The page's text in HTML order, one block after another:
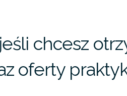
chcesz
oferty